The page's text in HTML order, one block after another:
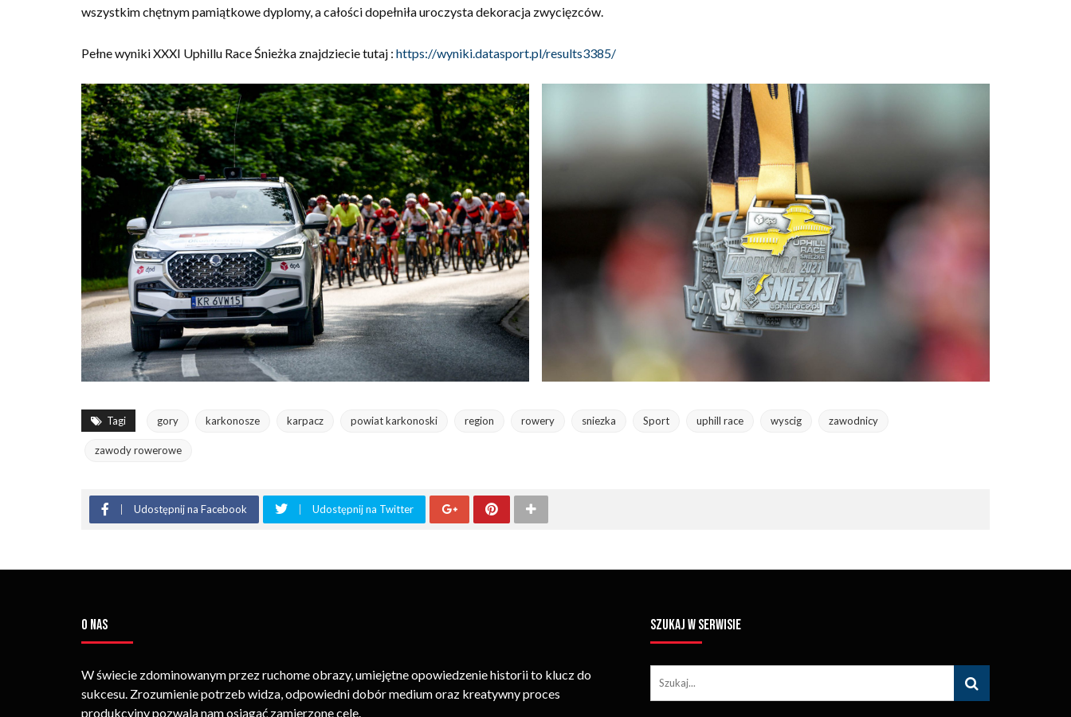
wszystkim chętnym pamiątkowe dyplomy, a całości dopełniła uroczysta dekoracja zwycięzców.
Pełne wyniki XXXI Uphillu Race Śnieżka znajdziecie tutaj : https://wyniki.datasport.pl/results3385/
Tagi gory karkonosze karpacz powiat karkonoski region rowery sniezka Sport uphill race wyscig zawodnicy
zawody rowerowe
Udostępnij na Facebook Udostępnij na Twitter
O NAS
W świecie zdominowanym przez ruchome obrazy, umiejętne opowiedzenie historii to klucz do
sukcesu. Zrozumienie potrzeb widza, odpowiedni dobór medium oraz kreatywny proces
produkcyjny pozwala nam osiągać zamierzone cele.
SZUKAJ W SERWISIE